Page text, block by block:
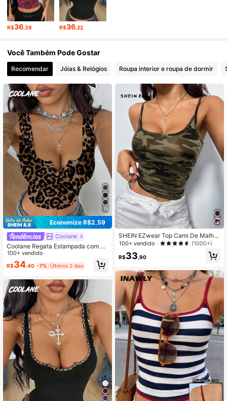
947K Seguidores
R$36,38 R$36,22
Você Também Pode Gostar
Recomendar Jóias & Relógios Roupa interior e roupa de dormir
15
Economize R$2,59
Coolane
Coolane Regata Estampada com Es
tampa de Leopardo, Moda de Rua F
eminina
100+ vendido
R$34 ,40 -7% Últimos 2 dias
SHEIN EZwear Top Cami De Malha
Estampada Camuflagem Da Primav
100+ vendido (1000+)
R$33 ,90